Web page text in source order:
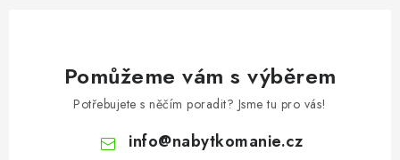
Pomůžeme vám s výběrem
Potřebujete s něčím poradit? Jsme tu pro vás!
info@nabytkomanie.cz